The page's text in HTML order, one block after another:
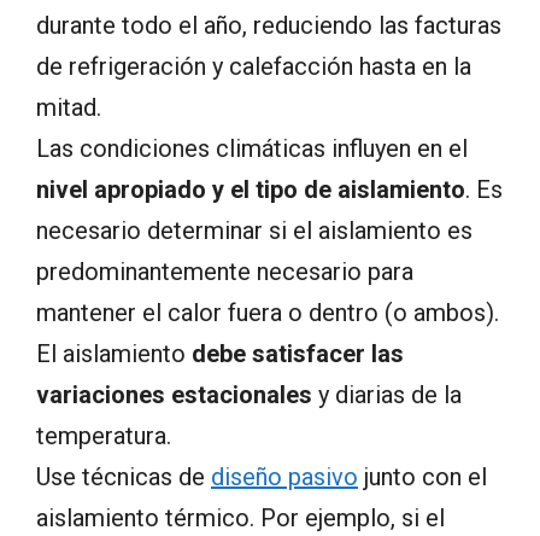
durante todo el año, reduciendo las facturas
de refrigeración y calefacción hasta en la
mitad.
Las condiciones climáticas influyen en el
nivel apropiado y el tipo de aislamiento. Es
necesario determinar si el aislamiento es
predominantemente necesario para
mantener el calor fuera o dentro (o ambos).
El aislamiento debe satisfacer las
variaciones estacionales y diarias de la
temperatura.
Use técnicas de diseño pasivo junto con el
aislamiento térmico. Por ejemplo, si el